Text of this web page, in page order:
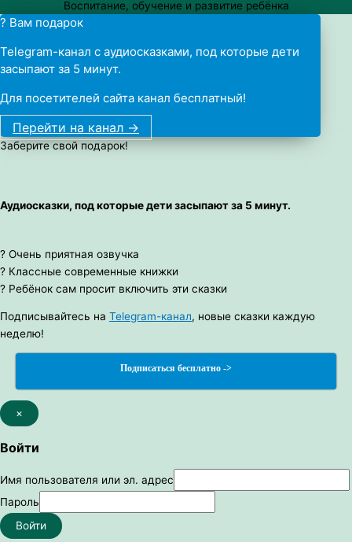
Воспитание, обучение и развитие ребёнка
? Вам подарок
Telegram-канал с аудиосказками, под которые дети
засыпают за 5 минут.
Для посетителей сайта канал бесплатный!
Перейти на канал ->
Заберите свой подарок!
Аудиосказки, под которые дети засыпают за 5 минут.
? Очень приятная озвучка
? Классные современные книжки
? Ребёнок сам просит включить эти сказки
Подписывайтесь на Telegram-канал, новые сказки каждую
неделю!
Подписаться бесплатно ->
×
Войти
Имя пользователя или эл. адрес
Пароль
Войти